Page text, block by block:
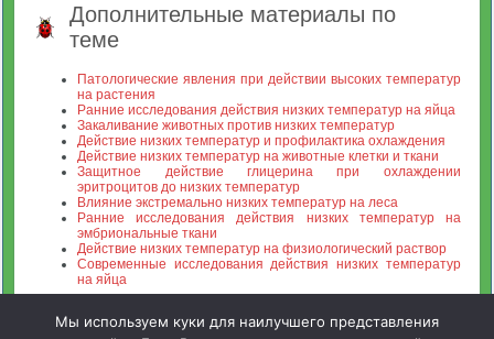
Дополнительные материалы по
теме
Патологические явления при действии высоких температур
на растения
Ранние исследования действия низких температур на яйца
Закаливание животных против низких температур
Действие низких температур и профилактика охлаждения
Действие низких температур на животные клетки и ткани
Защитное действие глицерина при охлаждении
эритроцитов до низких температур
Влияние экстремально низких температур на леса
Ранние исследования действия низких температур на
эмбриональные ткани
Действие низких температур на физиологический раствор
Современные исследования действия низких температур
на яйца
Мы используем куки для наилучшего представления